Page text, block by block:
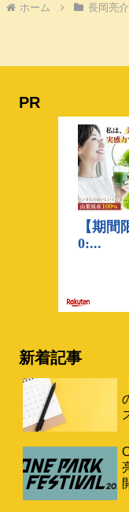
ホーム 長岡亮介
PR
新着記事